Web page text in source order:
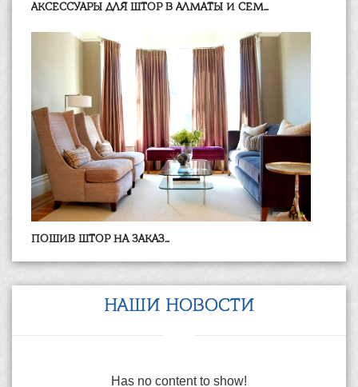
АКСЕССУАРЫ ДЛЯ ШТОР В АЛМАТЫ И СЕМ...
ПОШИВ ШТОР НА ЗАКАЗ...
НАШИ НОВОСТИ
Has no content to show!